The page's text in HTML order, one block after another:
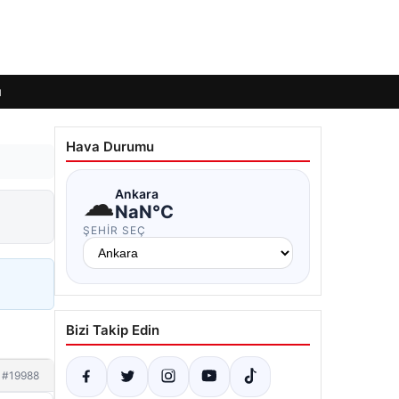
#19988
Hava Durumu
☁Ankara
NaN°C
ŞEHIR SEÇ
Bizi Takip Edin